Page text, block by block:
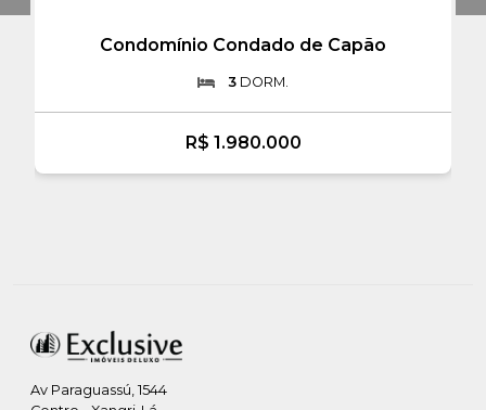
Condomínio Condado de Capão
3 DORM.
R$ 1.980.000
Av Paraguassú, 1544